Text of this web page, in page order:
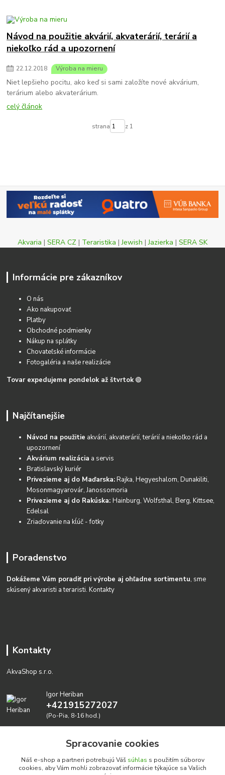
Návod na použitie akvárií, akvaterárií, terárií a
niekoľko rád a upozornení
22.12.2018 Výroba na mieru
Niet lepšieho pocitu, ako keď si sami založíte nové akvárium,
terárium alebo akvaterárium.
celý článok
strana z 1
Akvaria | SERA CZ | Teraristika |Jewish |Jazierka | SERA SK
Informácie pre zákazníkov
O nás
Ako nakupovať
Platby
Obchodné podmienky
Nákup na splátky
Chovateľské informácie
Fotogaléria a naše realizácie
Tovar expedujeme pondelok až štvrtok 🟢
Najčítanejšie
Návod na použitie akvárií, akvaterárií, terárií a niekoľko rád a
upozornení
Akvárium realizácia a servis
Bratislavský kuriér
Privezieme aj do Maďarska:Rajka, Hegyeshalom, Dunakiliti,
Mosonmagyarovár, Janossomoria
Privezieme aj do Rakúska:Hainburg, Wolfsthal, Berg, Kittsee,
Edelsal
Zriaďovanie na kĺúč - fotky
Poradenstvo
Dokážeme Vám poradiť pri výrobe aj ohľadne sortimentu, sme
skúsený akvaristi a teraristi.Kontakty
Kontakty
AkvaShop s.r.o.
Igor Heriban
+421915272027
(Po-Pia, 8-16 hod.)
Spracovanie cookies
Náš e-shop a partneri potrebujú Váš súhlas s použitím súborov
cookies, aby Vám mohli zobrazovať informácie týkajúce sa Vašich